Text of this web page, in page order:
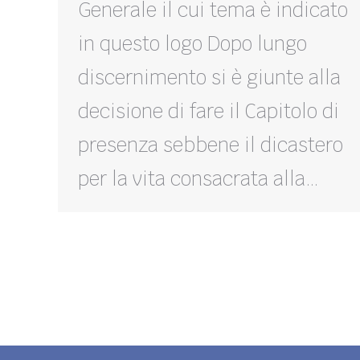
Generale il cui tema è indicato
in questo logo Dopo lungo
discernimento si è giunte alla
decisione di fare il Capitolo di
presenza sebbene il dicastero
per la vita consacrata alla…